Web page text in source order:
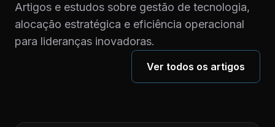
Artigos e estudos sobre gestão de tecnologia,
alocação estratégica e eficiência operacional
para lideranças inovadoras.
Ver todos os artigos